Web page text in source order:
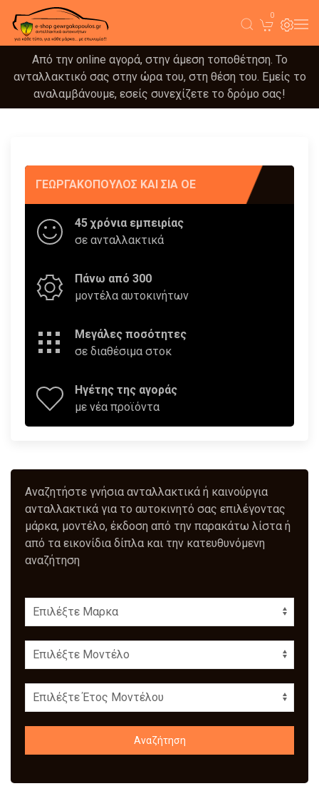
0
Από την online αγορά, στην άμεση τοποθέτηση. Το
ανταλλακτικό σας στην ώρα του, στη θέση του. Εμείς το
αναλαμβάνουμε, εσείς συνεχίζετε το δρόμο σας!
ΓΕΩΡΓΑΚΟΠΟΥΛΟΣ KAI ΣΙΑ OE
45 χρόνια εμπειρίας
σε ανταλλακτικά
Πάνω από 300
μοντέλα αυτοκινήτων
Μεγάλες ποσότητες
σε διαθέσιμα στοκ
Ηγέτης της αγοράς
με νέα προϊόντα
Αναζητήστε γνήσια ανταλλακτικά ή καινούργια
ανταλλακτικά για το αυτοκινητό σας επιλέγοντας
μάρκα, μοντέλο, έκδοση από την παρακάτω λίστα ή
από τα εικονίδια δίπλα και την κατευθυνόμενη
αναζήτηση
Αναζήτηση